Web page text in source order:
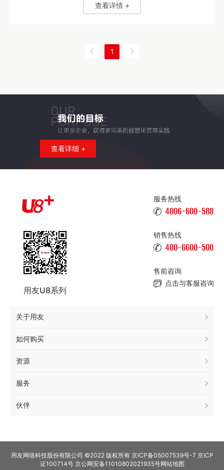
查看详情 +
1
查看详细 +
用友U8系列
服务热线
4006-600-588
销售热线
400-6600-500
售前咨询
点击与客服咨询
关于用友
如何购买
资源
服务
伙伴
用友网络科技股份有限公司 ©2022 版权所有 京ICP备05007539号-7 京ICP
证100714号 京公网安备11010802021935号网站地图